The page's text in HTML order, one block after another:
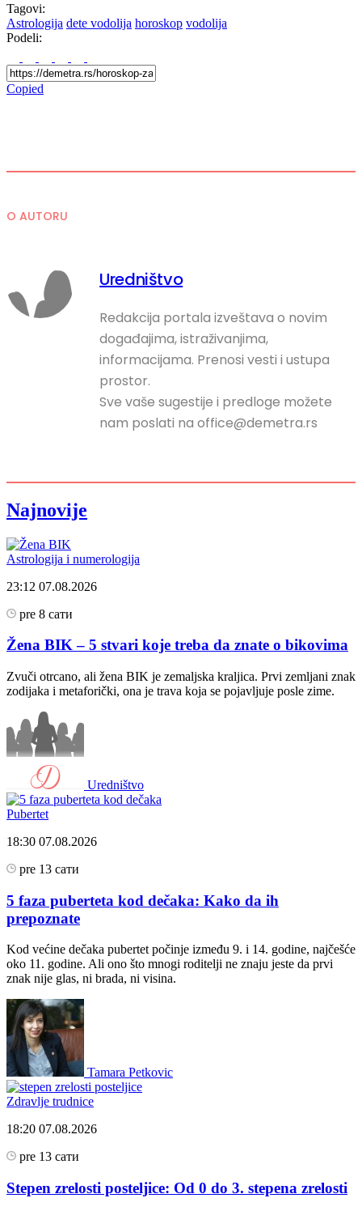
Tagovi:
Astrologija dete vodolija horoskop vodolija
Podeli:
Copied
O AUTORU
Uredništvo
Redakcija portala izveštava o novim
događajima, istraživanjima,
informacijama. Prenosi vesti i ustupa
prostor.
Sve vaše sugestije i predloge možete
nam poslati na office@demetra.rs
Najnovije
Astrologija i numerologija
23:12 07.08.2026
pre 8 сати
Žena BIK – 5 stvari koje treba da znate o bikovima
Zvuči otrcano, ali žena BIK je zemaljska kraljica. Prvi zemljani znak
zodijaka i metaforički, ona je trava koja se pojavljuje posle zime.
Uredništvo
Pubertet
18:30 07.08.2026
pre 13 сати
5 faza puberteta kod dečaka: Kako da ih
prepoznate
Kod većine dečaka pubertet počinje između 9. i 14. godine, najčešće
oko 11. godine. Ali ono što mnogi roditelji ne znaju jeste da prvi
znak nije glas, ni brada, ni visina.
Tamara Petkovic
Zdravlje trudnice
18:20 07.08.2026
pre 13 сати
Stepen zrelosti posteljice: Od 0 do 3. stepena zrelosti